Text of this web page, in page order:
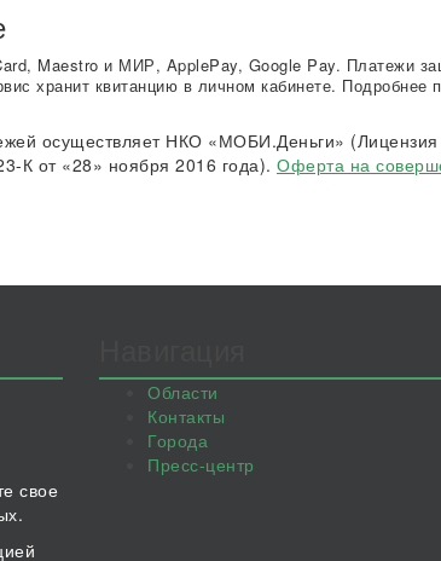
Maestro и МИР, ApplePay, Google Pay. Платежи
хранит квитанцию в личном кабинете. Подробнее
осуществляет НКО «МОБИ.Деньги»
К от «28» ноября 2016 года). Оферта на
свое
Области
Контакты
Города
Пресс-центр